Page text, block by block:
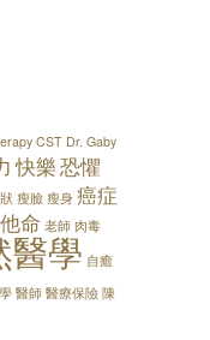
CST Dr. Gaby
快樂恐懼
瘦臉 瘦身 癌症
命 老師 肉毒
醫學 自癒
醫師 醫療保險 陳